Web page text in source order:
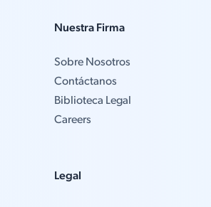
Nuestra Firma
Sobre Nosotros
Contáctanos
Biblioteca Legal
Careers
Legal